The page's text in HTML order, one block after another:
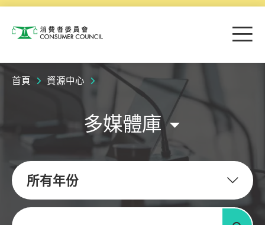
消費者委員會 目
首頁 資源中心
多媒體庫
所有年份
關鍵字